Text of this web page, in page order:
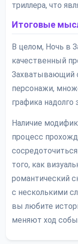
триллера, что
Итоговые
В целом, Ночь в
качественный
Захватывающий
персонажи,
графика
Наличие
процесс
того, как
романтический
с несколькими
вы любите
меняют ход